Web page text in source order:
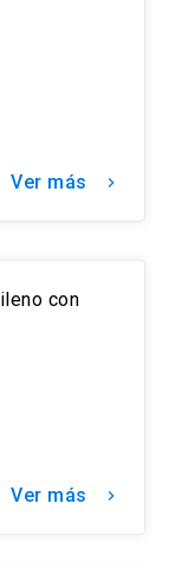
Ver más keyboard_arrow_right
con
Ver más keyboard_arrow_right